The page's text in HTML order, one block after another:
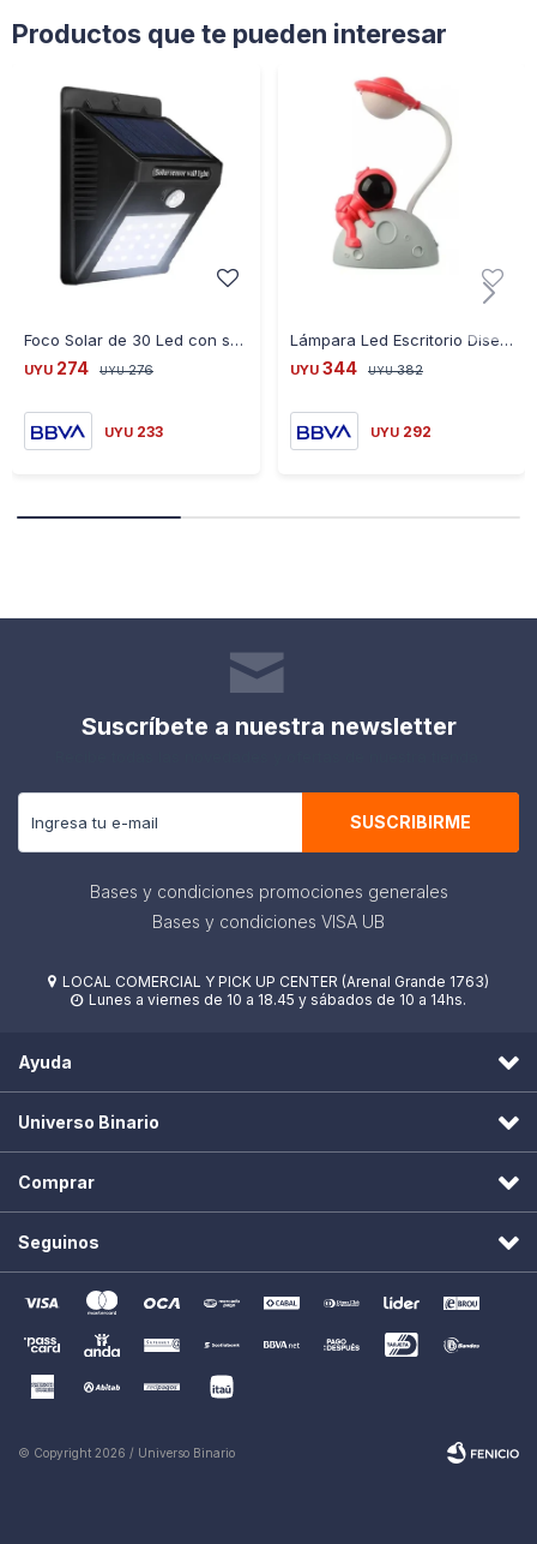
Productos que te pueden interesar
Foco Solar de 30 Led con sensor de movimiento
UYU 274 UYU 276
UYU 233
Lámpara Led Escritorio Diseño Astronauta Universo Binario - ROJO
UYU 344 UYU 382
UYU 292
Suscríbete a nuestra newsletter
SUSCRIBIRME
Bases y condiciones promociones generales
Bases y condiciones VISA UB
 LOCAL COMERCIAL Y PICK UP CENTER (Arenal Grande 1763)
 Lunes a viernes de 10 a 18.45 y sábados de 10 a 14hs.
Ayuda
Universo Binario
Comprar
Seguinos
© Copyright 2026 / Universo Binario